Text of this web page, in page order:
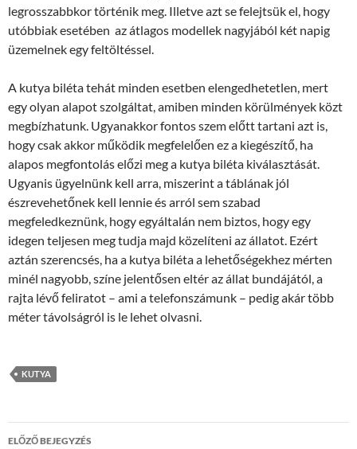
legrosszabbkor történik meg. Illetve azt se felejtsük el, hogy
utóbbiak esetében az átlagos modellek nagyjából két napig
üzemelnek egy feltöltéssel.
A kutya biléta tehát minden esetben elengedhetetlen, mert
egy olyan alapot szolgáltat, amiben minden körülmények közt
megbízhatunk. Ugyanakkor fontos szem előtt tartani azt is,
hogy csak akkor működik megfelelően ez a kiegészítő, ha
alapos megfontolás előzi meg a kutya biléta kiválasztását.
Ugyanis ügyelnünk kell arra, miszerint a táblának jól
észrevehetőnek kell lennie és arról sem szabad
megfeledkeznünk, hogy egyáltalán nem biztos, hogy egy
idegen teljesen meg tudja majd közelíteni az állatot. Ezért
aztán szerencsés, ha a kutya biléta a lehetőségekhez mérten
minél nagyobb, színe jelentősen eltér az állat bundájától, a
rajta lévő feliratot – ami a telefonszámunk – pedig akár több
méter távolságról is le lehet olvasni.
KUTYA
Bejegyzések
ELŐZŐ BEJEGYZÉS